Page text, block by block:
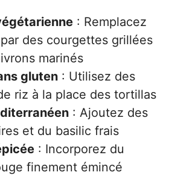
: Remplacez
des courgettes grillées
marinés
gluten : Utilisez des
riz à la place des tortillas
: Ajoutez des
et du basilic frais
: Incorporez du
finement émincé